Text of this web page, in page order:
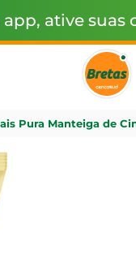
app, ative
Pura Manteiga de